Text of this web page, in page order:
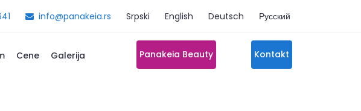
info@panakeia.rs Srpski English Deutsch Русский
Cene Galerija Panakeia Beauty Kontakt